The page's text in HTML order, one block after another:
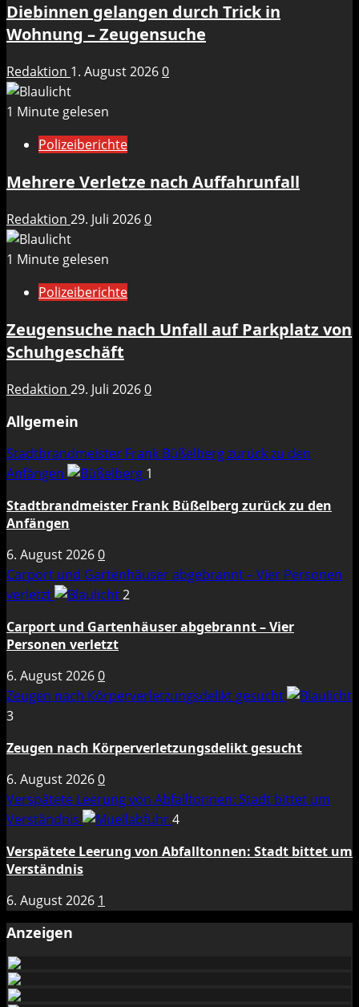
Diebinnen gelangen durch Trick in
Wohnung – Zeugensuche
Redaktion 1. August 20260
1 Minute gelesen
Polizeiberichte
Mehrere Verletze nach Auffahrunfall
Redaktion 29. Juli 20260
1 Minute gelesen
Polizeiberichte
Zeugensuche nach Unfall auf Parkplatz von
Schuhgeschäft
Redaktion 29. Juli 20260
Allgemein
Stadtbrandmeister Frank Büßelberg zurück zu den
Anfängen
1
Stadtbrandmeister Frank Büßelberg zurück zu den
Anfängen
6. August 20260
Carport und Gartenhäuser abgebrannt – Vier Personen
verletzt
2
Carport und Gartenhäuser abgebrannt – Vier
Personen verletzt
6. August 20260
Zeugen nach Körperverletzungsdelikt gesucht
3
Zeugen nach Körperverletzungsdelikt gesucht
6. August 20260
Verspätete Leerung von Abfalltonnen: Stadt bittet um
Verständnis
4
Verspätete Leerung von Abfalltonnen: Stadt bittet um
Verständnis
6. August 2026 1
Anzeigen